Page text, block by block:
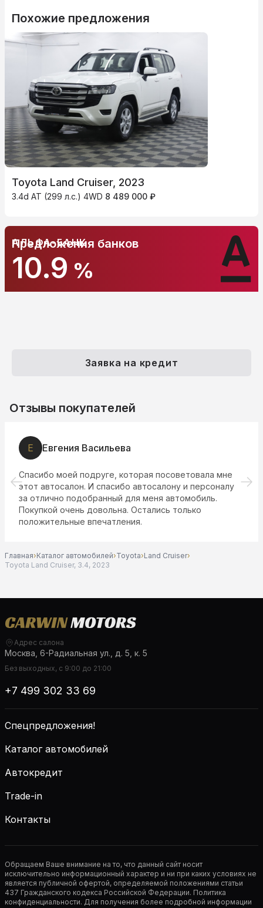
Похожие предложения
Toyota Land Cruiser, 2023
3.4d AT (299 л.с.) 4WD 8 489 000 ₽
АЛЬФА-БАНК
10.9 %
Предложения банков
Заявка на кредит
Отзывы покупателей
Е Евгения Васильева
Спасибо моей подруге, которая посоветовала мне
этот автосалон. И спасибо автосалону и персоналу
за отлично подобранный для меня автомобиль.
Покупкой очень довольна. Остались только
положительные впечатления.
Главная›Каталог автомобилей›Toyota›Land Cruiser›
Toyota Land Cruiser, 3.4, 2023
Адрес салона
Москва, 6-Радиальная ул., д. 5, к. 5
Без выходных, с 9:00 до 21:00
+7 499 302 33 69
Спецпредложения!
Каталог автомобилей
Автокредит
Trade-in
Контакты
Обращаем Ваше внимание на то, что данный сайт носит
исключительно информационный характер и ни при каких условиях не
является публичной офертой, определяемой положениями статьи
437 Гражданского кодекса Российской Федерации. Политика
конфиденциальности. Для получения более подробной информации